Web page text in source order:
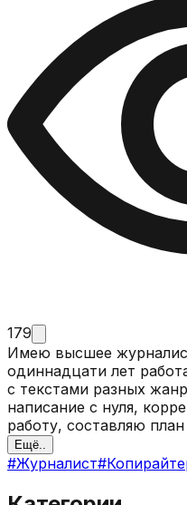
179
Имею высшее
одиннадцати лет
с текстами разных
написание с нуля,
работу, составляю
ведения официальных
(VK, Instagram,
Ещё..
#Журналист#